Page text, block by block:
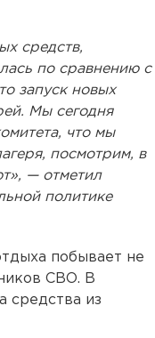
средств,
по сравнению с
запуск новых
Мы сегодня
что мы
посмотрим, в
— отметил
политике
побывает не
СВО. В
средства из